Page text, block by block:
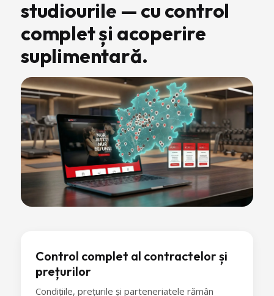
studiourile — cu control
complet și acoperire
suplimentară.
Control complet al contractelor și
prețurilor
Condițiile, prețurile și parteneriatele rămân